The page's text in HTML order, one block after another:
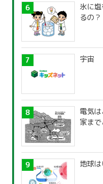
氷に
るの？
宇宙
電気
家ま
地球